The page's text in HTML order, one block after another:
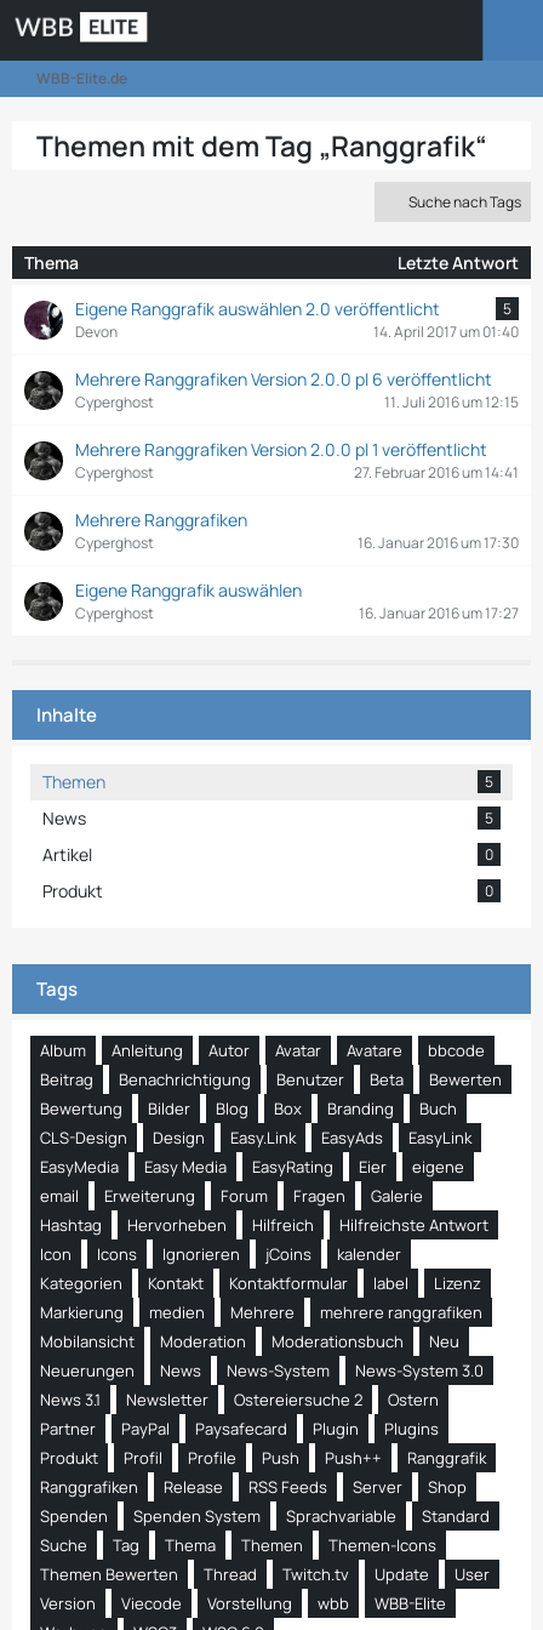
WBB-Elite.de
Themen mit dem Tag „Ranggrafik“
Suche nach Tags
Thema
Letzte Antwort
Eigene Ranggrafik auswählen 2.0 veröffentlicht
5
Devon
14. April 2017 um 01:40
Mehrere Ranggrafiken Version 2.0.0 pl 6 veröffentlicht
Cyperghost 11. Juli 2016 um 12:15
Mehrere Ranggrafiken Version 2.0.0 pl 1 veröffentlicht
Cyperghost 27. Februar 2016 um 14:41
Mehrere Ranggrafiken
Cyperghost 16. Januar 2016 um 17:30
Eigene Ranggrafik auswählen
Cyperghost 16. Januar 2016 um 17:27
Inhalte
Themen 5
News 5
Artikel 0
Produkt 0
Tags
Album Anleitung Autor Avatar Avatare
bbcode
Beitrag
Benachrichtigung Benutzer Beta
Bewerten
Bewertung
Bilder Blog Box Branding
Buch
CLS-Design
Design Easy.Link EasyAds
EasyLink
EasyMedia
Easy Media EasyRating Eier
eigene
email
Erweiterung Forum Fragen
Galerie
Hashtag
Hervorheben Hilfreich
Hilfreichste Antwort
Icon
Icons Ignorieren jCoins
kalender
Kategorien
Kontakt Kontaktformular label
Lizenz
Markierung
medien Mehrere
mehrere ranggrafiken
Mobilansicht
Moderation Moderationsbuch
Neu
Neuerungen
News News-System
News-System 3.0
News 3.1
Newsletter Ostereiersuche 2
Ostern
Partner
PayPal Paysafecard Plugin
Plugins
Produkt
Profil Profile Push Push++
Ranggrafik
Ranggrafiken
Release RSS Feeds Server
Shop
Spenden
Spenden System Sprachvariable
Standard
Suche
Tag Thema Themen
Themen-Icons
Themen Bewerten
Thread Twitch.tv Update
User
Version
Viecode Vorstellung wbb
WBB-Elite